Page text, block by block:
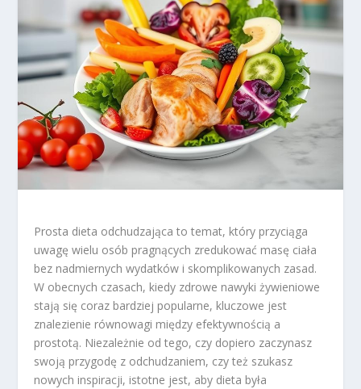
Prosta dieta odchudzająca to temat, który przyciąga
uwagę wielu osób pragnących zredukować masę ciała
bez nadmiernych wydatków i skomplikowanych zasad.
W obecnych czasach, kiedy zdrowe nawyki żywieniowe
stają się coraz bardziej popularne, kluczowe jest
znalezienie równowagi między efektywnością a
prostotą. Niezależnie od tego, czy dopiero zaczynasz
swoją przygodę z odchudzaniem, czy też szukasz
nowych inspiracji, istotne jest, aby dieta była